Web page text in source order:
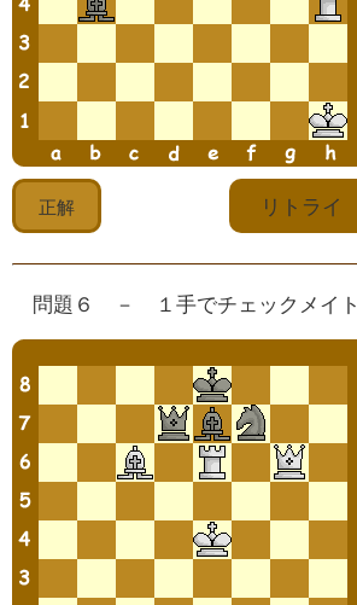
問題６ － １手でチェックメイト